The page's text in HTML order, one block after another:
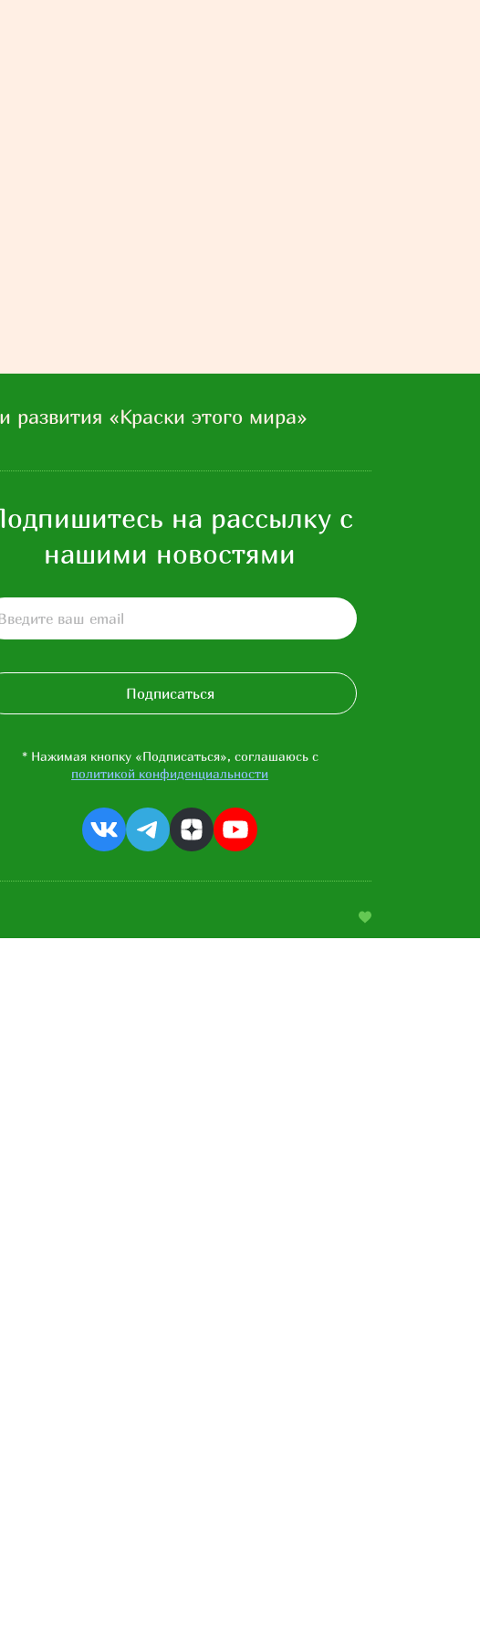
«Краски этого мира»
на рассылку с
нашими новостями
Подписаться
* Нажимая кнопку «Подписаться», соглашаюсь с
политикой конфиденциальности